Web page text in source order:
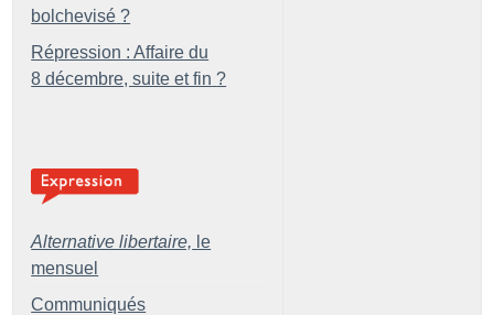
bolchevisé ?
Répression : Affaire du
8 décembre, suite et fin ?
Alternative libertaire, le
mensuel
Communiqués